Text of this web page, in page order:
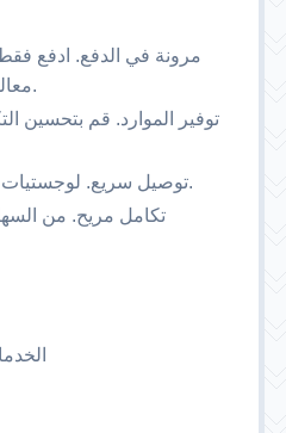
مرونة في الدفع. ادفع
معالجتها، بدون رسوم شهرية.
توفير الموارد. قم بتحسين
توصيل سريع. لوجستيات مُحسّنة - العملاء راضون.
تكامل مريح. من